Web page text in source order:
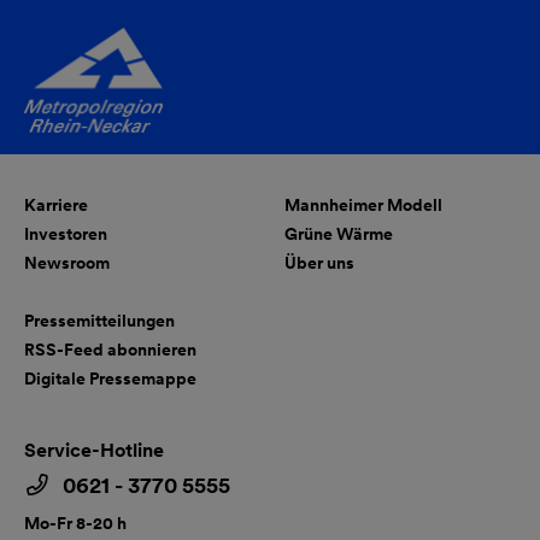
Karriere
Investoren
Newsroom
Mannheimer Modell
Grüne Wärme
Über uns
Pressemitteilungen
RSS-Feed abonnieren
Digitale Pressemappe
Service-Hotline
0621 - 3770 5555
Mo-Fr 8-20 h